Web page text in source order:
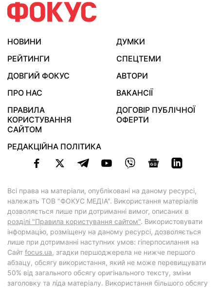
НОВИНИ
ДУМКИ
РЕЙТИНГИ
СПЕЦТЕМИ
ДОВГИЙ ФОКУС
АВТОРИ
ПРО НАС
ВАКАНСІЇ
ПРАВИЛА
КОРИСТУВАННЯ
САЙТОМ
ДОГОВІР ПУБЛІЧНОЇ
ОФЕРТИ
РЕДАКЦІЙНА ПОЛІТИКА
Всі права на матеріали, опубліковані на даному ресурсі,
належать ТОВ "ФОКУС МЕДІА". Використання матеріалів
дозволяється лише при дотриманні вимог, описаних в
розділі "Правила користування сайтом". Використовувати
інформацію, розміщену на даному ресурсі, дозволяється
лише при дотриманні наступних умов: гіперпосилання на
Cайт focus.ua, згадки першоджерела не нижче першого
абзацу, обсягу використання, який не може перевищувати
50% від загального обсягу оригінального тексту, зміни
заголовку та ліда матеріалу. Використання більшого обсягу